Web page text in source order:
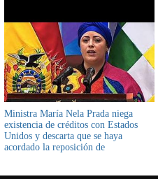
Ministra María Nela Prada niega
existencia de créditos con Estados
Unidos y descarta que se haya
acordado la reposición de